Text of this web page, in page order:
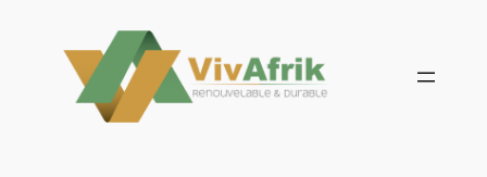
contenu